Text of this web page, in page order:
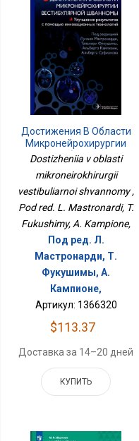
Достижения В Области
Микронейрохирургии
Вестибулярной
Dostizheniia v oblasti
mikroneirokhirurgii
vestibuliarnoi shvannomy ,
Pod red. L. Mastronardi, T.
Fukushimy, A. Kampione,
Под ред. Л.
Мастронарди, Т.
Фукушимы, А.
Кампионе,
Артикул: 1366320
$113.37
Доставка за 14–20 дней
КУПИТЬ